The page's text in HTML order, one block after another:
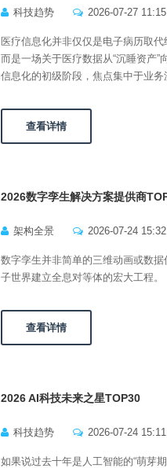
科技趋势 2026-07-27
医疗信息化并非仅仅是电子病历取
而是一场关于医疗数据从“沉睡资产”
信息化的初级阶段，焦点集中于业
查看详情
2026数字孪生解决方案提供商
架构全景 2026-07-24
数字孪生并非简单的三维动画或数
子世界建立全息对等体的宏大工程。
查看详情
2026 AI科技未来之星TOP30
科技趋势 2026-07-24
如果说过去十年是人工智能的“萌芽